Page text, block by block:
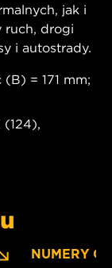
jak i
ruch, drogi
i autostrady.
= 171 mm;
(124),
NUMERY OE